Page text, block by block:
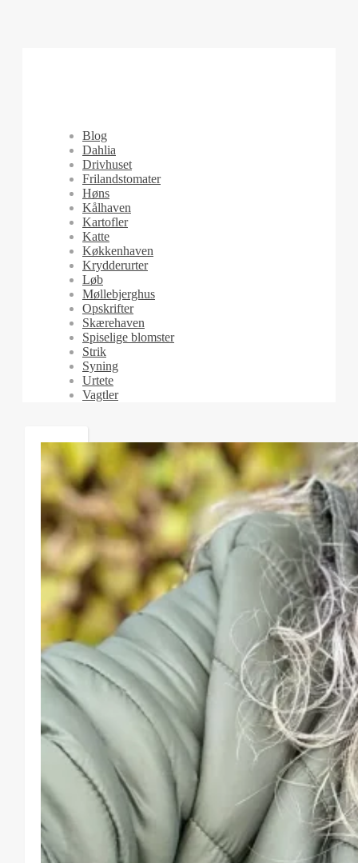
Blog
Dahlia
Drivhuset
Frilandstomater
Høns
Kålhaven
Kartofler
Katte
Køkkenhaven
Krydderurter
Løb
Møllebjerghus
Opskrifter
Skærehaven
Spiselige blomster
Strik
Syning
Urtete
Vagtler